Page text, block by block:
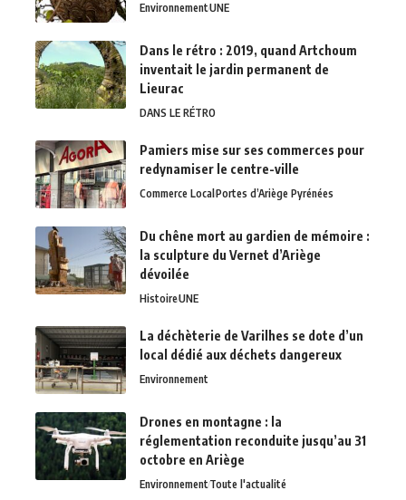
EnvironnementUNE
Dans le rétro : 2019, quand Artchoum
inventait le jardin permanent de
Lieurac
DANS LE RÉTRO
Pamiers mise sur ses commerces pour
redynamiser le centre-ville
Commerce LocalPortes d’Ariège Pyrénées
Du chêne mort au gardien de mémoire :
la sculpture du Vernet d’Ariège
dévoilée
HistoireUNE
La déchèterie de Varilhes se dote d’un
local dédié aux déchets dangereux
Environnement
Drones en montagne : la
réglementation reconduite jusqu’au 31
octobre en Ariège
EnvironnementToute l'actualité